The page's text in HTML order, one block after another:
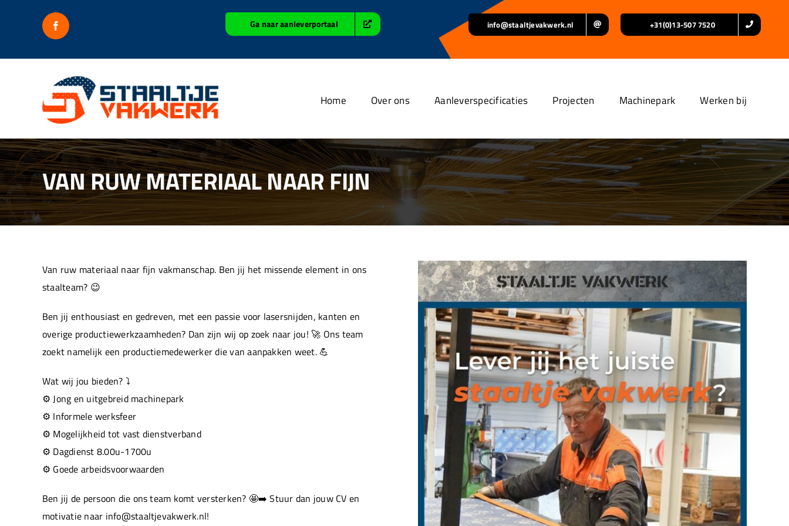
Ga naar aanleverportaal info@staaltjevakwerk.nl +31(0)13-507 7520
Home Over ons Aanleverspecificaties Projecten Machinepark Werken bij
VAN RUW MATERIAAL NAAR FIJN
Van ruw materiaal naar fijn vakmanschap. Ben jij het missende element in ons
staalteam? 😉
Ben jij enthousiast en gedreven, met een passie voor lasersnijden, kanten en
overige productiewerkzaamheden? Dan zijn wij op zoek naar jou! 🚀 Ons team
zoekt namelijk een productiemedewerker die van aanpakken weet. 💪
Wat wij jou bieden? ⤵️
⚙️ Jong en uitgebreid machinepark
⚙️ Informele werksfeer
⚙️ Mogelijkheid tot vast dienstverband
⚙️ Dagdienst 8.00u-1700u
⚙️ Goede arbeidsvoorwaarden
Ben jij de persoon die ons team komt versterken? 🤩➡️ Stuur dan jouw CV en
motivatie naar info@staaltjevakwerk.nl!